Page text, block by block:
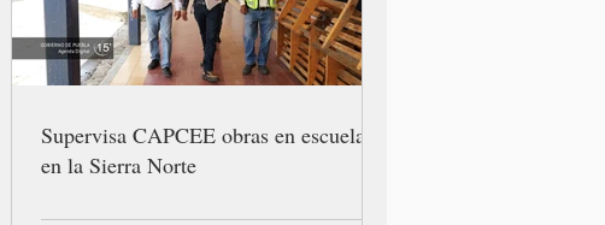
Supervisa CAPCEE obras en escuelas
en la Sierra Norte